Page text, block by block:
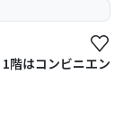
はコンビニエン